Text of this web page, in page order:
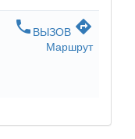
phone ВЫЗОВ directions
Маршрут